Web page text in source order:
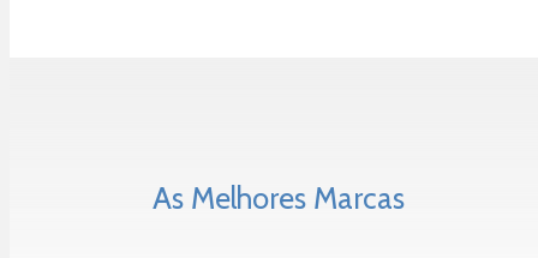
As Melhores Marcas